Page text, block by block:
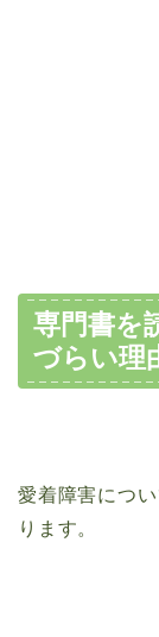
専門書を
づらい理
愛着障害につ
ります。